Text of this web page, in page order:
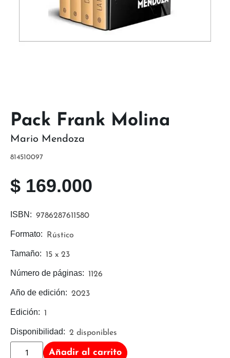
Añadir al carrito
Disponibilidad: 2 disponibles
Edición: 1
Año de edición: 2023
Número de páginas: 1126
Tamaño: 15 x 23
Formato: Rústico
ISBN: 9786287611580
$ 169.000
814510097
Mario Mendoza
Pack Frank Molina